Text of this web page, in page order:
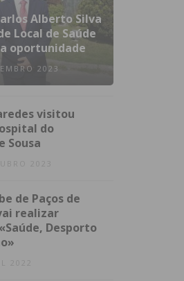
Alberto Silva
Local de Saúde
oportunidade
2023
visitou
do
Sousa
2023
de Paços de
realizar
Desporto
2022